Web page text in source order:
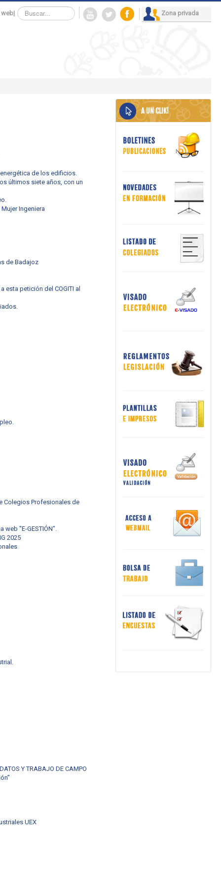
web| Buscar... Zona privada
de los edificios.
últimos siete años, con un
Ingeniera
de Badajoz
esta petición del COGITI al
Colegios Profesionales de
web "E-GESTIÓN".
2025
Y TRABAJO DE CAMPO
UEX
A UN CLIK!